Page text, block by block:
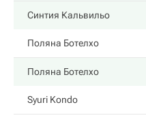
Синтия Кальвильо
Поляна Ботелхо
Поляна Ботелхо
Syuri Kondo